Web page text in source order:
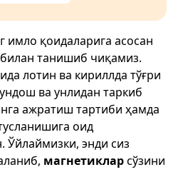
имло қоидаларига асосан
танишиб чиқамиз.
лотин ва кириллда тўғри
ва унлидан таркиб
ажратиш тартиби ҳамда
оид
Ўйлаймизки, энди сиз
магнетикларсўзини